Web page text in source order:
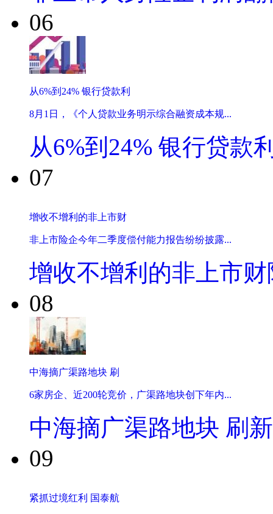
06
从6%到24% 银行贷款利
8月1日，《个人贷款业务明示综合融资成本规...
从6%到24% 银行贷款
07
增收不增利的非上市财
非上市险企今年二季度偿付能力报告纷纷披露...
增收不增利的非上市财
08
中海摘广渠路地块 刷
6家房企、近200轮竞价，广渠路地块创下年内...
中海摘广渠路地块 刷
09
紧抓过境红利 国泰航